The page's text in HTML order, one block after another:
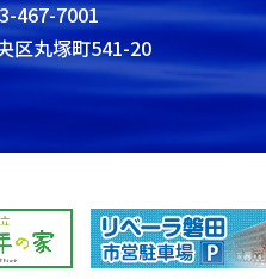
467-7001
区丸塚町541-20